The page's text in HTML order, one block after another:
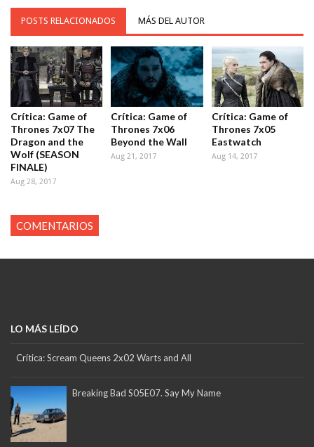
POSTS RELACIONADOS MÁS DEL AUTOR
Crítica: Game of
Thrones 7x07 The
Dragon and the
Wolf (SEASON
FINALE)
Aug 28, 2017
Crítica: Game of
Thrones 7x06
Beyond the Wall
Aug 21, 2017
Crítica: Game of
Thrones 7x05
Eastwatch
Aug 14, 2017
COMENTARIOS
LO MÁS LEÍDO
Crítica: Scream Queens 2x02 Warts and All
Breaking Bad S05E07. Say My Name